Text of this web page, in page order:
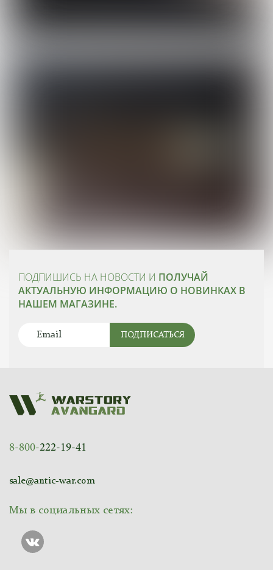
ПОДПИШИСЬ НА НОВОСТИ И ПОЛУЧАЙ
АКТУАЛЬНУЮ ИНФОРМАЦИЮ О НОВИНКАХ В
НАШЕМ МАГАЗИНЕ.
ПОДПИСАТЬСЯ
8-800-222-19-41
sale@antic-war.com
Мы в социальных сетях: